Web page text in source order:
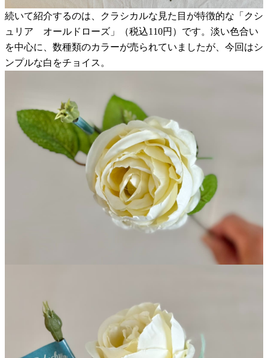
続いて紹介するのは、クラシカルな見た目が特徴的な「クシ
ュリア オールドローズ」（税込110円）です。淡い色合い
を中心に、数種類のカラーが売られていましたが、今回はシ
ンプルな白をチョイス。